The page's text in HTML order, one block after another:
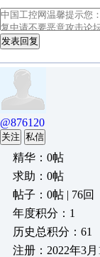
发表回复
@876120
关注 私信
精华：0帖
求助：0帖
帖子：0帖 | 76回
年度积分：1
历史总积分：61
注册：2022年3月